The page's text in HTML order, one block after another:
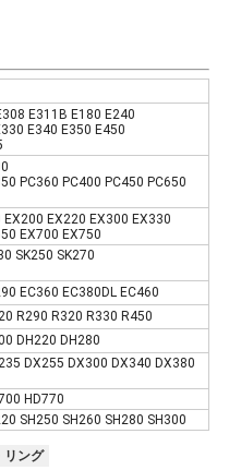
E311B E180 E240
E340 E350 E450
PC360 PC400 PC450 PC650
EX220 EX300 EX330
EX700 EX750
SK250 SK270
EC360 EC380DL EC460
R290 R320 R330 R450
DH220 DH280
DX255 DX300 DX340 DX380
HD770
SH250 SH260 SH280 SH300
リング